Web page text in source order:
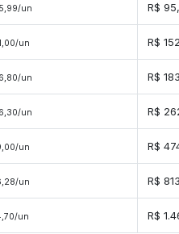
un R$
un R$
un R$
un R$
un R$
un R$
un R$